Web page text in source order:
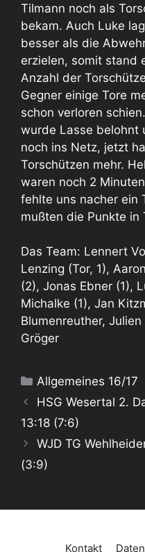
Tilmann noch als
bekam. Auch Luke
besser als die
erzielen, somit stand
Anzahl der
Gegner einige Tore
schon verloren
wurde Lasse belohnt
noch ins Netz, jetzt
Torschützen mehr.
waren noch 2
fehlte uns nacher ein
mußten die Punkte in
Das Team: Lennert
Lenzing (Tor, 1),
(2), Jonas Ebner (1),
Michalke (1), Jan
Blumenreuther,
Gröger
Kategorien
Allgemeines 16/17
HSG Wesertal 2.
13:18 (7:6)
WJD TG
(3:9)
Kontakt